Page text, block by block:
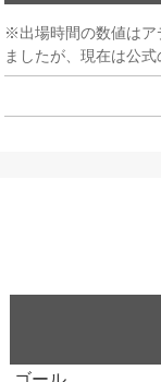
※出場時間の数値はア
ましたが、現在は公